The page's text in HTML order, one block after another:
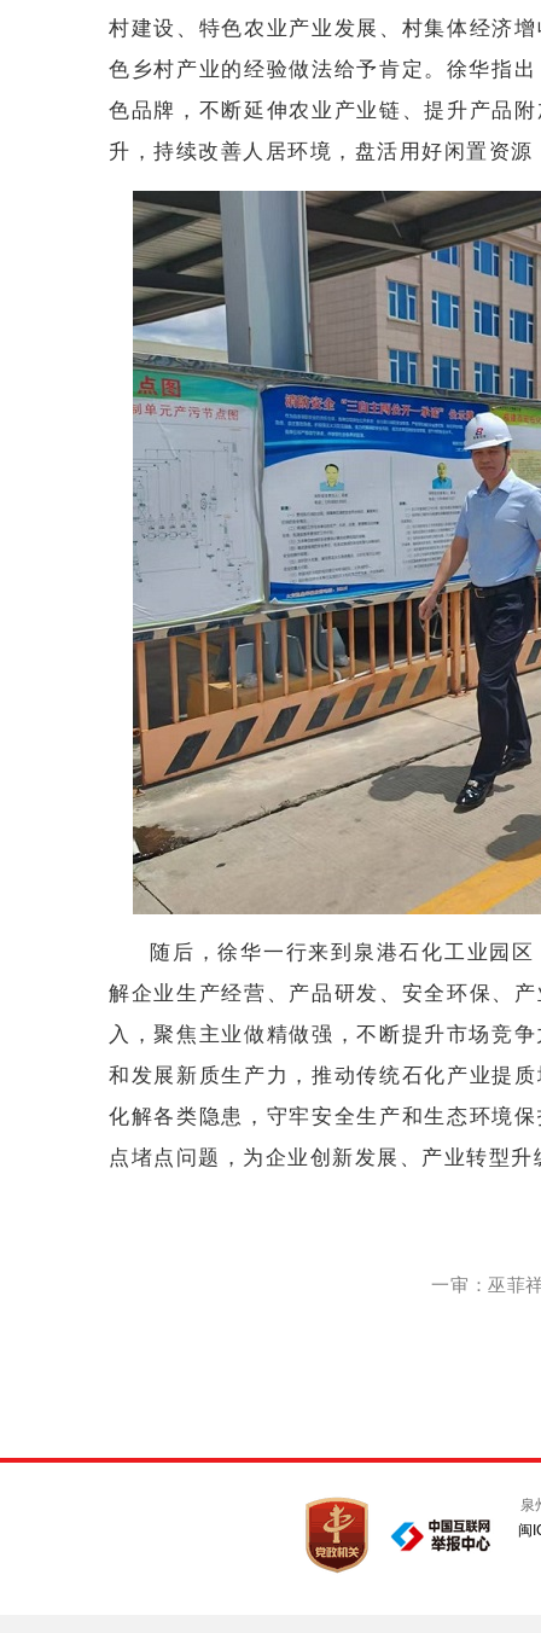
村建设、特色农业产业发展、村集体经济
色乡村产业的经验做法给予肯定。徐华指
色品牌，不断延伸农业产业链、提升产品
升，持续改善人居环境，盘活用好闲置资
随后，徐华一行来到泉港石化工业园
解企业生产经营、产品研发、安全环保、
入，聚焦主业做精做强，不断提升市场竞
和发展新质生产力，推动传统石化产业提
化解各类隐患，守牢安全生产和生态环境
点堵点问题，为企业创新发展、产业转型升
一审：巫菲
泉
闽